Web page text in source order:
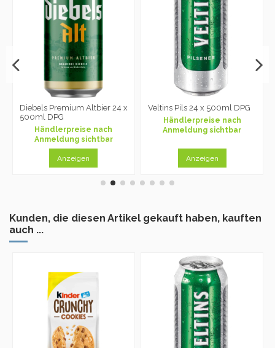
Diebels Premium Altbier 24 x
500ml DPG
Händlerpreise nach
Anmeldung sichtbar
Anzeigen
Veltins Pils 24 x 500ml DPG
Händlerpreise nach
Anmeldung sichtbar
Anzeigen
Kunden, die diesen Artikel gekauft haben, kauften
auch ...